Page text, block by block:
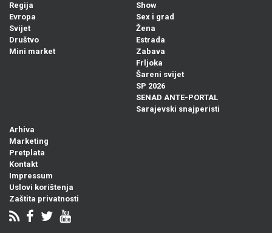
Regija
Evropa
Svijet
Društvo
Mini market
Show
Sex i grad
Žena
Estrada
Zabava
Frljoka
Šareni svijet
SP 2026
SENAD ANTE-PORTAL
Sarajevski snajperisti
Arhiva
Marketing
Pretplata
Kontakt
Impressum
Uslovi korištenja
Zaštita privatnosti